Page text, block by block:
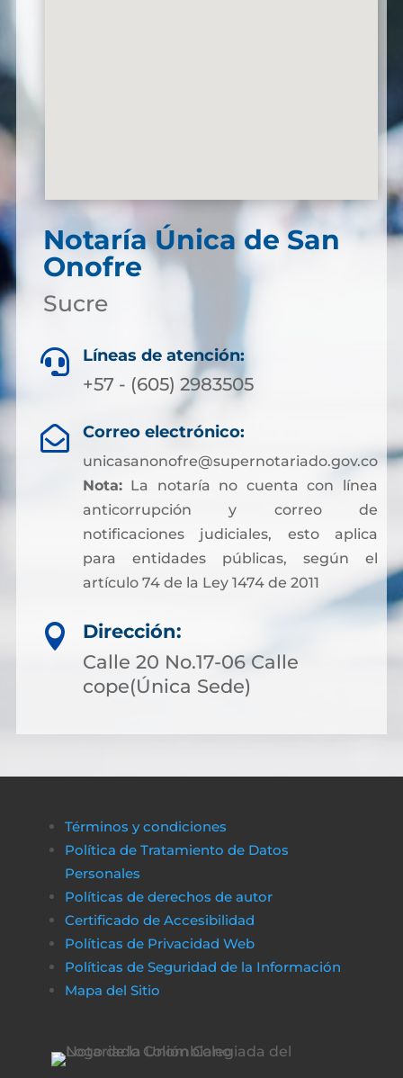
Notaría Única de San
Onofre
Sucre
 Líneas de atención:
+57 - (605) 2983505
 Correo electrónico:
unicasanonofre@supernotariado.gov.co
Nota:La notaría no cuenta con línea
anticorrupción y correo de
notificaciones judiciales, esto aplica
para entidades públicas, según el
artículo 74 de la Ley 1474 de 2011

Dirección:
Calle 20 No.17-06 Calle
cope(Única Sede)
Términos y condiciones
Política de Tratamiento de Datos
Personales
Políticas de derechos de autor
Certificado de Accesibilidad
Políticas de Privacidad Web
Políticas de Seguridad de la Información
Mapa del Sitio